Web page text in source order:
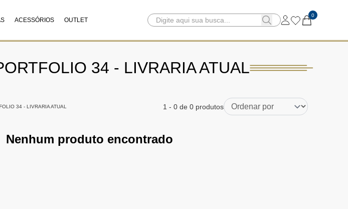
ACESSÓRIOS OUTLET
0
34 - LIVRARIA ATUAL
34 - LIVRARIA ATUAL 1 - 0 de 0 produtos
Nenhum produto encontrado